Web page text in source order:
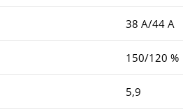
38 А/44 А
150/120 %
5,9